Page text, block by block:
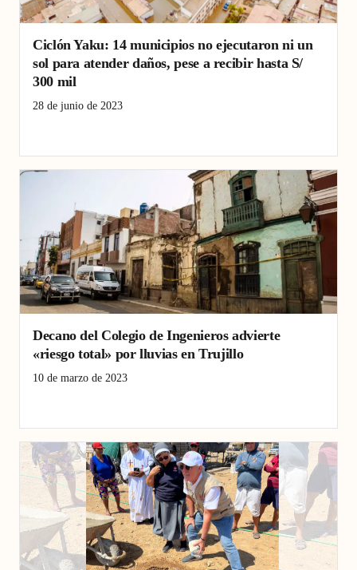
Ciclón Yaku: 14 municipios no ejecutaron ni un
sol para atender daños, pese a recibir hasta S/
300 mil
28 de junio de 2023
Decano del Colegio de Ingenieros advierte
«riesgo total» por lluvias en Trujillo
10 de marzo de 2023